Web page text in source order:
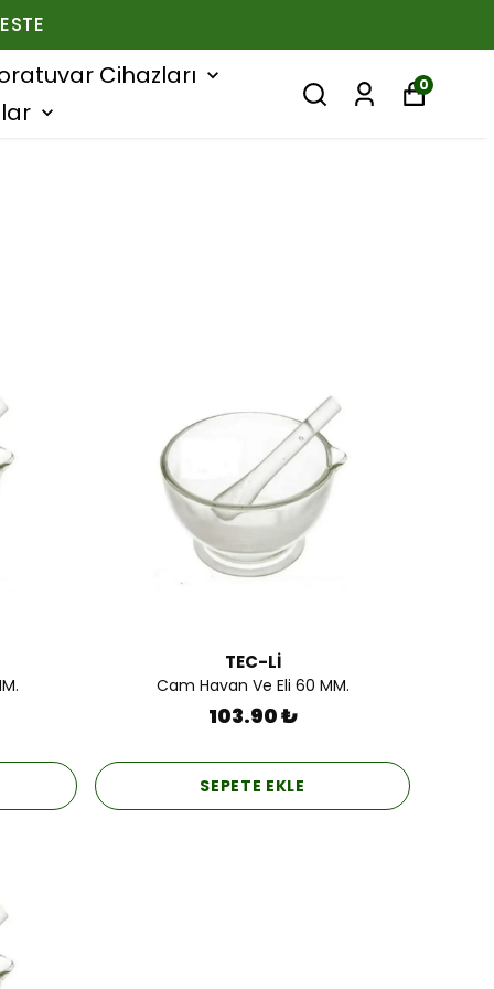
Cihazları
0
TEC-Lİ
Cam Havan Ve Eli 60 MM.
103.90 ₺
SEPETE EKLE